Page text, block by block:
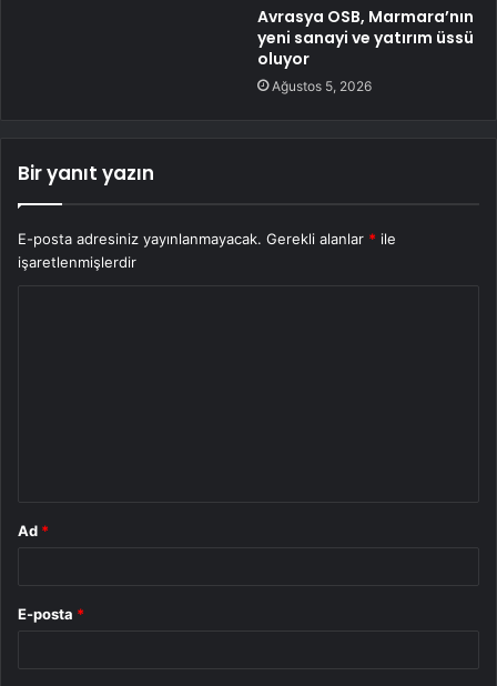
Avrasya OSB, Marmara’nın
yeni sanayi ve yatırım üssü
oluyor
Ağustos 5, 2026
Bir yanıt yazın
E-posta adresiniz yayınlanmayacak. Gerekli alanlar * ile
işaretlenmişlerdir
Ad *
E-posta *